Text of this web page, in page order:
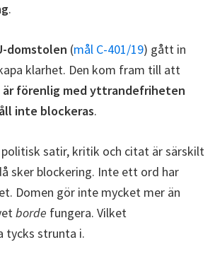
.
domstolen (mål C-401/19) gått in
klarhet. Den kom fram till att
är förenlig med yttrandefriheten
inte blockeras.
satir, kritik och citat är särskilt
sker blockering. Inte ett ord har
Domen gör inte mycket mer än
borde fungera. Vilket
tycks strunta i.